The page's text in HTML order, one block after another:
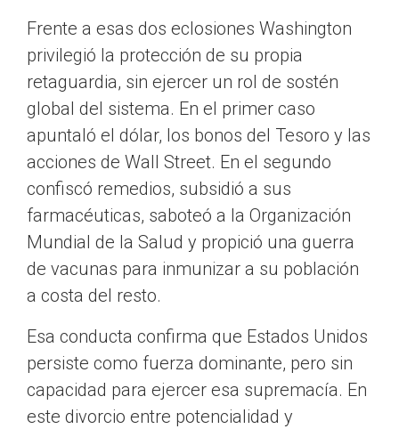
Frente a esas dos eclosiones Washington
privilegió la protección de su propia
retaguardia, sin ejercer un rol de sostén
global del sistema. En el primer caso
apuntaló el dólar, los bonos del Tesoro y las
acciones de Wall Street. En el segundo
confiscó remedios, subsidió a sus
farmacéuticas, saboteó a la Organización
Mundial de la Salud y propició una guerra
de vacunas para inmunizar a su población
a costa del resto.
Esa conducta confirma que Estados Unidos
persiste como fuerza dominante, pero sin
capacidad para ejercer esa supremacía. En
este divorcio entre potencialidad y